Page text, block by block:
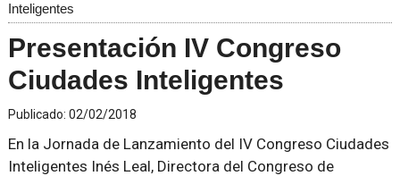
Inteligentes
Presentación IV Congreso
Ciudades Inteligentes
Publicado: 02/02/2018
En la Jornada de Lanzamiento del IV Congreso Ciudades
Inteligentes Inés Leal, Directora del Congreso de